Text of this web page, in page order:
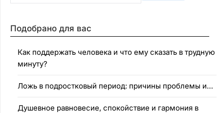
Подобрано для вас
Как поддержать человека и что ему сказать в трудную
минуту?
Ложь в подростковый период: причины проблемы и…
Душевное равновесие, спокойствие и гармония в